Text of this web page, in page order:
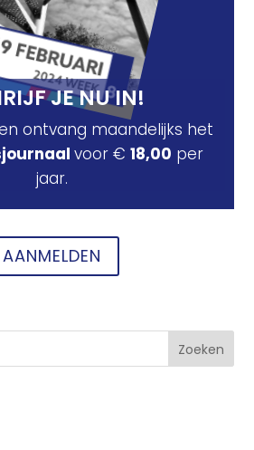
JE NU IN!
ontvang maandelijks het
voor € 18,00 per
jaar.
AANMELDEN
Zoeken